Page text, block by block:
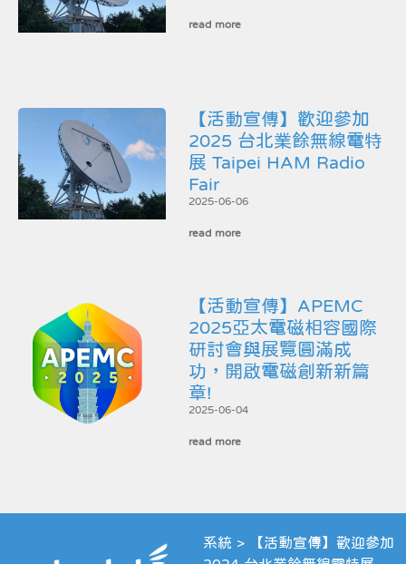
read more
【活動宣傳】歡迎參加
2025 台北業餘無線電特
展 Taipei HAM Radio
Fair
2025-06-06
read more
【活動宣傳】APEMC
2025亞太電磁相容國際
研討會與展覽圓滿成
功，開啟電磁創新新篇
章!
2025-06-04
read more
系統 >
【活動宣傳】歡迎參加